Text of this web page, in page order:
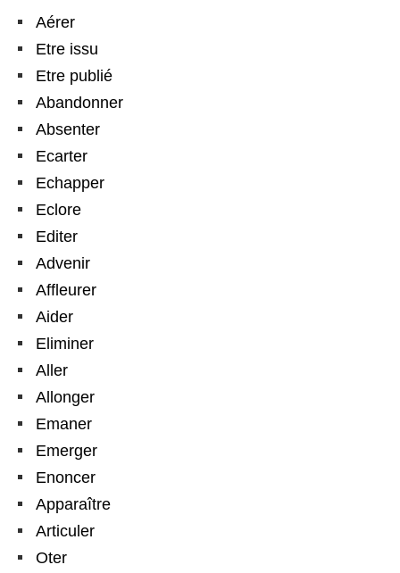
Aérer
Etre issu
Etre publié
Abandonner
Absenter
Ecarter
Echapper
Eclore
Editer
Advenir
Affleurer
Aider
Eliminer
Aller
Allonger
Emaner
Emerger
Enoncer
Apparaître
Articuler
Oter